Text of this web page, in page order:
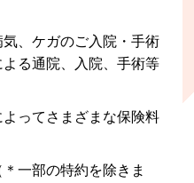
、ケガのご入院・手術
る通院、入院、手術等
ってさまざまな保険料
一部の特約を除きま